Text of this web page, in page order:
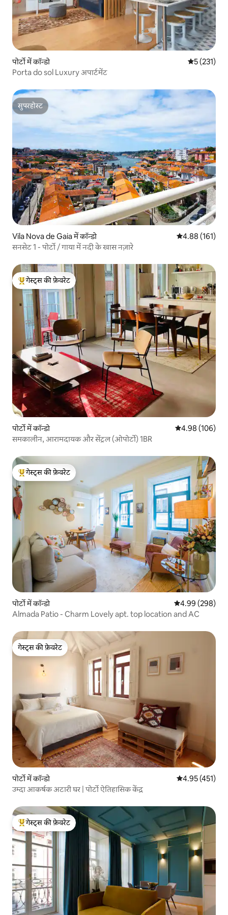
पोर्टो में कॉन्डो औसत रेटिंग 5
5 (231)
Porta do sol Luxury अपार्टमेंट
सुपरहोस्ट
सुपरहोस्ट
Vila Nova de Gaia में कॉन्डो औसत रेटिंग 5 में से
4.88 (161)
सनसेट 1 - पोर्टो / गाया में नदी के खास नज़ारे
गेस्ट्स का टॉप फ़ेवरेट
गेस्ट्स की फ़ेवरेट
पोर्टो में कॉन्डो औसत रेटिंग 5 में से
4.98 (106)
समकालीन, आरामदायक और सेंट्रल (ओपोर्टो) 1BR
गेस्ट्स का टॉप फ़ेवरेट
गेस्ट्स की फ़ेवरेट
पोर्टो में कॉन्डो औसत रेटिंग 5 में से
4.99 (298)
Almada Patio - Charm Lovely apt. top location and AC
गेस्ट्स की फ़ेवरेट
गेस्ट्स की फ़ेवरेट
पोर्टो में कॉन्डो औसत रेटिंग 5 में से
4.95 (451)
उम्दा आकर्षक अटारी घर | पोर्टो ऐतिहासिक केंद्र
गेस्ट्स का टॉप फ़ेवरेट
गेस्ट्स की फ़ेवरेट